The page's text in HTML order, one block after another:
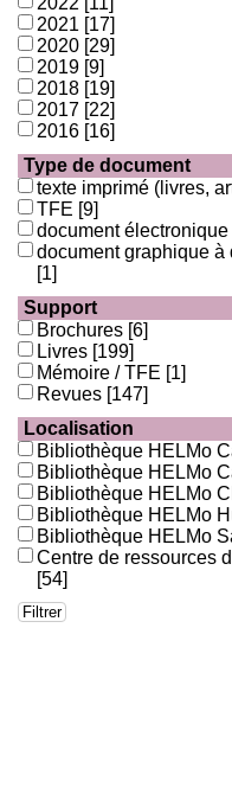
2021 [17]
2020 [29]
2019 [9]
2018 [19]
2017 [22]
2016 [16]
Type de document
texte imprimé (livres,
TFE [9]
document
document graphique à
[1]
Support
Brochures [6]
Livres [199]
Mémoire / TFE [1]
Revues [147]
Localisation
Bibliothèque HELMo
Bibliothèque HELMo
Bibliothèque HELMo
Bibliothèque HELMo
Bibliothèque HELMo
Centre de ressources
[54]